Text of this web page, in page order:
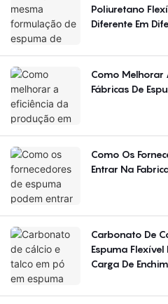
Poliuretano
Diferente Em
Como Melhorar
Fábricas De
Como Os
Entrar Na
Carbonato De
Espuma
Carga De